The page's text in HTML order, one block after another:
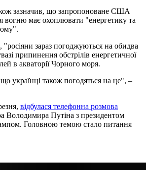
зазначив, що запропоноване США
вогню має охоплювати "енергетику та
"росіяни зараз погоджуються на обидва
припинення обстрілів енергетичної
в акваторії Чорного моря.
українці також погодяться на це", –
відбулася телефонна розмова
Володимира Путіна з президентом
Головною темою стало питання